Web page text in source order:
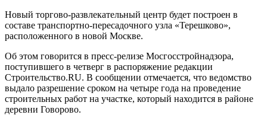
Новый торгово-развлекательный центр будет построен в
составе транспортно-пересадочного узла «Терешково»,
расположенного в новой Москве.
Об этом говорится в пресс-релизе Мосгосстройнадзора,
поступившего в четверг в распоряжение редакции
Строительство.RU. В сообщении отмечается, что ведомство
выдало разрешение сроком на четыре года на проведение
строительных работ на участке, который находится в районе
деревни Говорово.